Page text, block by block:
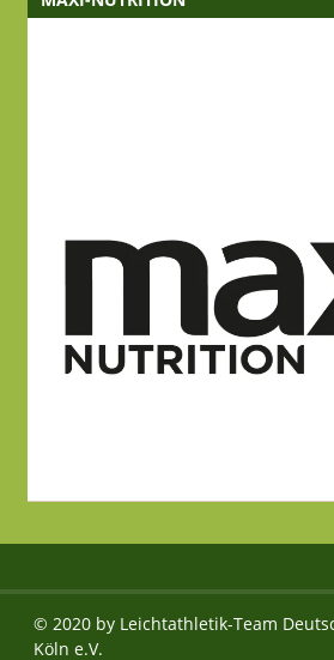
© 2020 by Leichtathletik-Team
Köln e.V.